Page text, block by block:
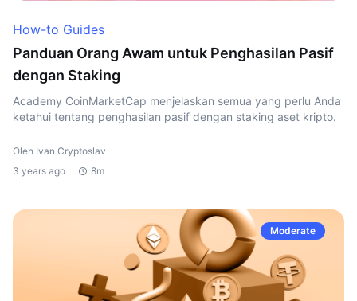
How-to Guides
Panduan Orang Awam untuk Penghasilan Pasif
dengan Staking
Academy CoinMarketCap menjelaskan semua yang perlu Anda
ketahui tentang penghasilan pasif dengan staking aset kripto.
Oleh Ivan Cryptoslav
3 years ago
8m
Moderate